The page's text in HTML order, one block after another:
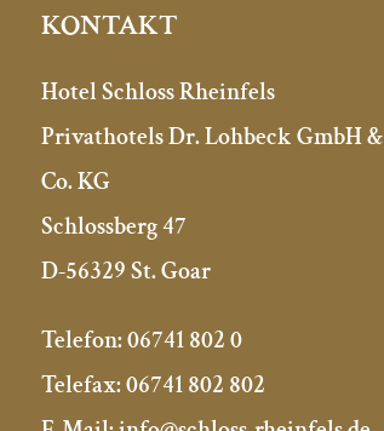
KONTAKT
Hotel Schloss Rheinfels
Privathotels Dr. Lohbeck GmbH &
Co. KG
Schlossberg 47
D-56329 St. Goar
Telefon:06741 802 0
Telefax:06741 802 802